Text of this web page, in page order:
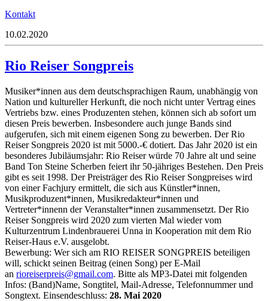
Kontakt
10.02.2020
Rio Reiser Songpreis
Musiker*innen aus dem deutschsprachigen Raum, unabhängig von
Nation und kultureller Herkunft, die noch nicht unter Vertrag eines
Vertriebs bzw. eines Produzenten stehen, können sich ab sofort um
diesen Preis bewerben. Insbesondere auch junge Bands sind
aufgerufen, sich mit einem eigenen Song zu bewerben. Der Rio
Reiser Songpreis 2020 ist mit 5000.-€ dotiert. Das Jahr 2020 ist ein
besonderes Jubiläumsjahr: Rio Reiser würde 70 Jahre alt und seine
Band Ton Steine Scherben feiert ihr 50-jähriges Bestehen. Den Preis
gibt es seit 1998. Der Preisträger des Rio Reiser Songpreises wird
von einer Fachjury ermittelt, die sich aus Künstler*innen,
Musikproduzent*innen, Musikredakteur*innen und
Vertreter*innenn der Veranstalter*innen zusammensetzt. Der Rio
Reiser Songpreis wird 2020 zum vierten Mal wieder vom
Kulturzentrum Lindenbrauerei Unna in Kooperation mit dem Rio
Reiser-Haus e.V. ausgelobt.
Bewerbung: Wer sich am RIO REISER SONGPREIS beteiligen
will, schickt seinen Beitrag (einen Song) per E-Mail
an
moc.l
iamg@
sierp
resie
roir
. Bitte als MP3-Datei mit folgenden
Infos: (Band)Name, Songtitel, Mail-Adresse, Telefonnummer und
Songtext. Einsendeschluss: 28. Mai 2020